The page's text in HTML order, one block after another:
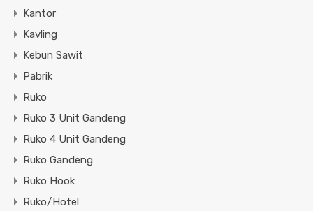
Kantor
Kavling
Kebun Sawit
Pabrik
Ruko
Ruko 3 Unit Gandeng
Ruko 4 Unit Gandeng
Ruko Gandeng
Ruko Hook
Ruko/Hotel